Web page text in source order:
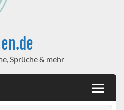
Sprüche & mehr